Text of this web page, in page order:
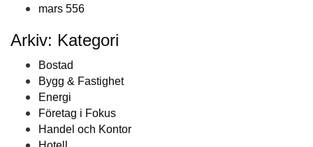
mars 556
Arkiv: Kategori
Bostad
Bygg & Fastighet
Energi
Företag i Fokus
Handel och Kontor